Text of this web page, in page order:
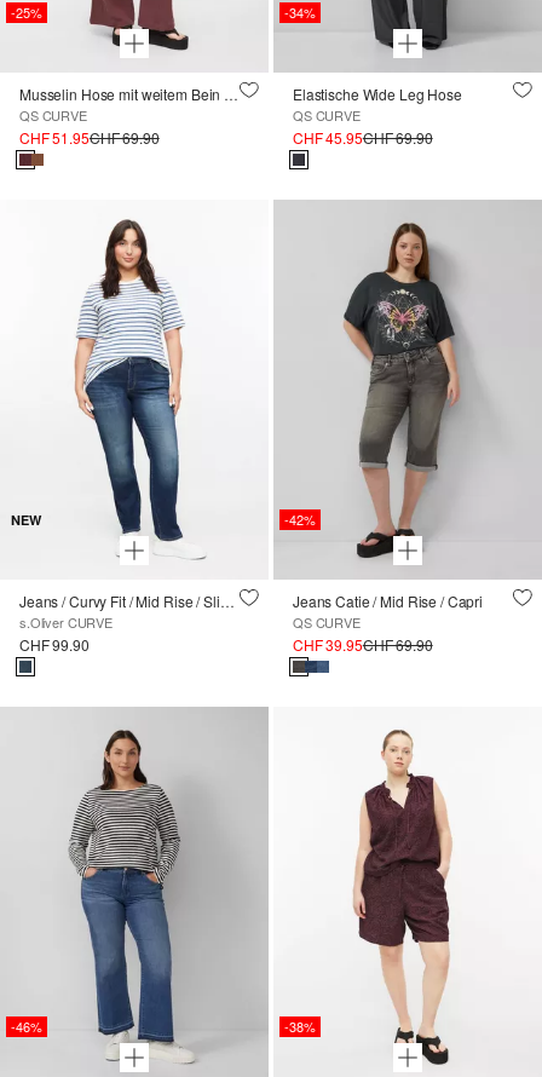
-25%
Musselin Hose mit weitem Bein und Elastikbund
QS CURVE
CHF 51.95CHF 69.90
-34%
Elastische Wide Leg Hose
QS CURVE
CHF 45.95CHF 69.90
NEW
Jeans / Curvy Fit / Mid Rise / Slim Leg
s.Oliver CURVE
CHF 99.90
-42%
Jeans Catie / Mid Rise / Capri
QS CURVE
CHF 39.95CHF 69.90
-46% -38%